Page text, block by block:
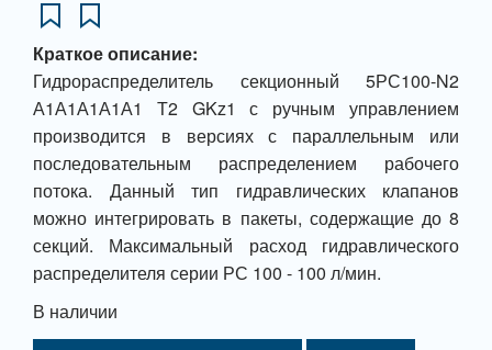
Краткое описание:
Гидрораспределитель секционный 5РС100-N2
А1А1А1А1А1 Т2 GKz1 с ручным управлением
производится в версиях с параллельным или
последовательным распределением рабочего
потока. Данный тип гидравлических клапанов
можно интегрировать в пакеты, содержащие до 8
секций. Максимальный расход гидравлического
распределителя серии РС 100 - 100 л/мин.
В наличии